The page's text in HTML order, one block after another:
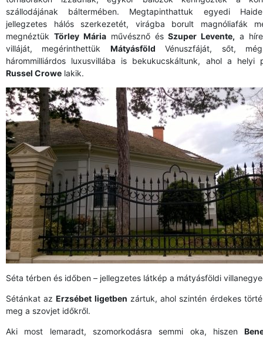
szállodájának báltermében. Megtapinthattuk egyedi
jellegzetes hálós szerkezetét, virágba borult magnóliafák
megnéztük Törley Máriaművésznő ésSzuper Levente, a
villáját, megérinthettük Mátyásföld Vénuszfáját, sőt,
hárommilliárdos luxusvillába is bekukucskáltunk, ahol a helyi
Russel Crowe lakik.
Séta térben és időben – jellegzetes látkép a mátyásföldi
Sétánkat azErzsébet ligetben zártuk, ahol szintén érdekes
meg a szovjet időkről.
Aki most lemaradt, szomorkodásra semmi oka, hiszen